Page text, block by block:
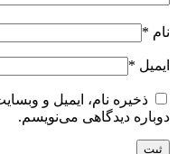
نام *
ایمیل *
ذخیره نام، ایمیل و
دوباره دیدگاهی می‌نویسم.